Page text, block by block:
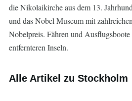
die Nikolaikirche aus dem 13.
und das Nobel Museum mit
Nobelpreis. Fähren und
entfernteren Inseln.
Alle Artikel zu Stockholm